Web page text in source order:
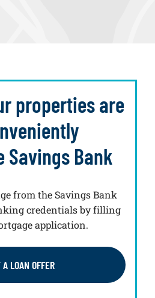
properties are
Savings Bank
from the Savings Bank
credentials by filling
application.
A LOAN OFFER